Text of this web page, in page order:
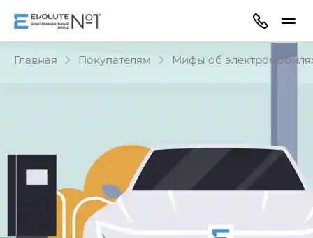
Главная Покупателям Мифы об